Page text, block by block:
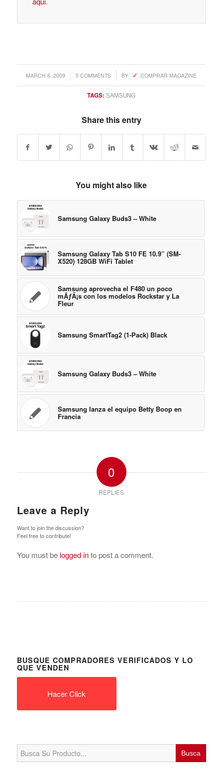
MARCH 6, 2009
/ 0 COMMENTS
/ BY COMPRAR MAGAZINE
TAGS: SAMSUNG
Share this entry
You might also like
Samsung Galaxy Buds3 – White
Samsung Galaxy Tab S10 FE 10.9” (SM-
X520) 128GB WiFi Tablet
Samsung aprovecha el F480 un poco
mÃƒÂ¡s con los modelos Rockstar y La
Fleur
Samsung SmartTag2 (1-Pack) Black
Samsung Galaxy Buds3 – White
Samsung lanza el equipo Betty Boop en
Francia
0
REPLIES
Leave a Reply
Want to join the discussion?
Feel free to contribute!
You must be logged into post a comment.
BUSQUE COMPRADORES VERIFICADOS Y LO
QUE VENDEN
Hacer Click
Search
for: